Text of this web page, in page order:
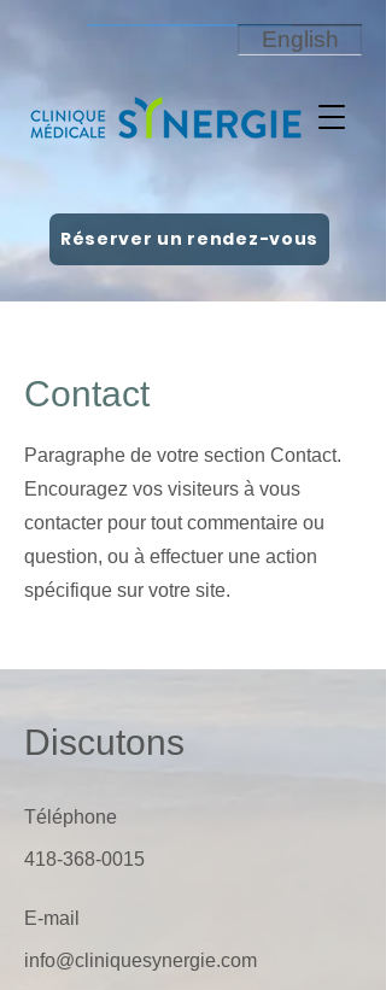
English
Réserver un rendez-vous
Contact
Paragraphe de votre section Contact.
Encouragez vos visiteurs à vous
contacter pour tout commentaire ou
question, ou à effectuer une action
spécifique sur votre site.
Discutons
Téléphone
418-368-0015
E-mail
info@cliniquesynergie.com